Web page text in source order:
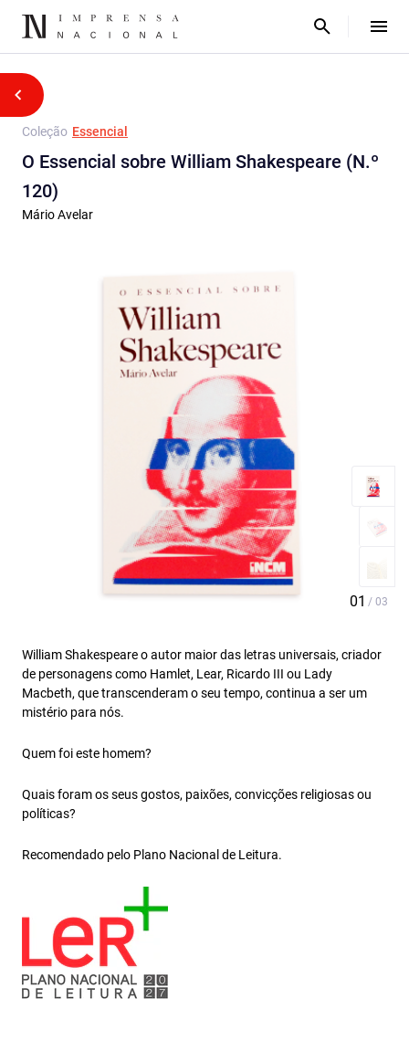
Coleção Essencial
O Essencial sobre William Shakespeare (N.º
120)
Mário Avelar
William Shakespeare o autor maior das letras universais, criador
de personagens como Hamlet, Lear, Ricardo III ou Lady
Macbeth, que transcenderam o seu tempo, continua a ser um
mistério para nós.
Quem foi este homem?
Quais foram os seus gostos, paixões, convicções religiosas ou
políticas?
Recomendado pelo Plano Nacional de Leitura.